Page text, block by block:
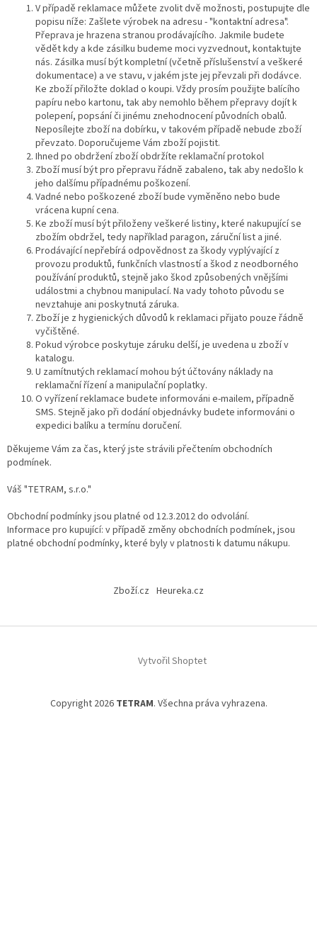
V případě reklamace můžete zvolit dvě možnosti, postupujte dle
popisu níže: Zašlete výrobek na adresu - "kontaktní adresa".
Přeprava je hrazena stranou prodávajícího. Jakmile budete
vědět kdy a kde zásilku budeme moci vyzvednout, kontaktujte
nás. Zásilka musí být kompletní (včetně příslušenství a veškeré
dokumentace) a ve stavu, v jakém jste jej převzali při dodávce.
Ke zboží přiložte doklad o koupi. Vždy prosím použijte balícího
papíru nebo kartonu, tak aby nemohlo během přepravy dojít k
polepení, popsání či jinému znehodnocení původních obalů.
Neposílejte zboží na dobírku, v takovém případě nebude zboží
převzato. Doporučujeme Vám zboží pojistit.
Ihned po obdržení zboží obdržíte reklamační protokol
Zboží musí být pro přepravu řádně zabaleno, tak aby nedošlo k
jeho dalšímu případnému poškození.
Vadné nebo poškozené zboží bude vyměněno nebo bude
vrácena kupní cena.
Ke zboží musí být přiloženy veškeré listiny, které nakupující se
zbožím obdržel, tedy například paragon, záruční list a jiné.
Prodávající nepřebírá odpovědnost za škody vyplývající z
provozu produktů, funkčních vlastností a škod z neodborného
používání produktů, stejně jako škod způsobených vnějšími
událostmi a chybnou manipulací. Na vady tohoto původu se
nevztahuje ani poskytnutá záruka.
Zboží je z hygienických důvodů k reklamaci přijato pouze řádně
vyčištěné.
Pokud výrobce poskytuje záruku delší, je uvedena u zboží v
katalogu.
U zamítnutých reklamací mohou být účtovány náklady na
reklamační řízení a manipulační poplatky.
O vyřízení reklamace budete informováni e-mailem, případně
SMS. Stejně jako při dodání objednávky budete informováni o
expedici balíku a termínu doručení.
Děkujeme Vám za čas, který jste strávili přečtením obchodních
podmínek.
Váš "TETRAM, s.r.o."
Obchodní podmínky jsou platné od 12.3.2012 do odvolání.
Informace pro kupující: v případě změny obchodních podmínek, jsou
platné obchodní podmínky, které byly v platnosti k datumu nákupu.
Zboží.cz Heureka.cz
Vytvořil Shoptet
Copyright 2026 TETRAM. Všechna práva vyhrazena.